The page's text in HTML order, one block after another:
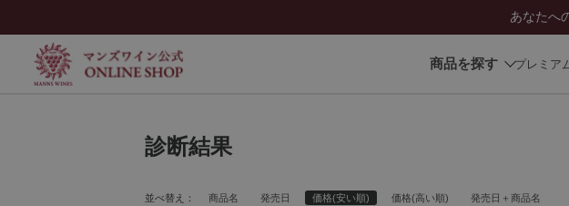
あなたへ
商品を探す プレミア
診断結果
並べ替え： 商品名 発売日 価格(安い順) 価格(高い順) 発売日＋商品名